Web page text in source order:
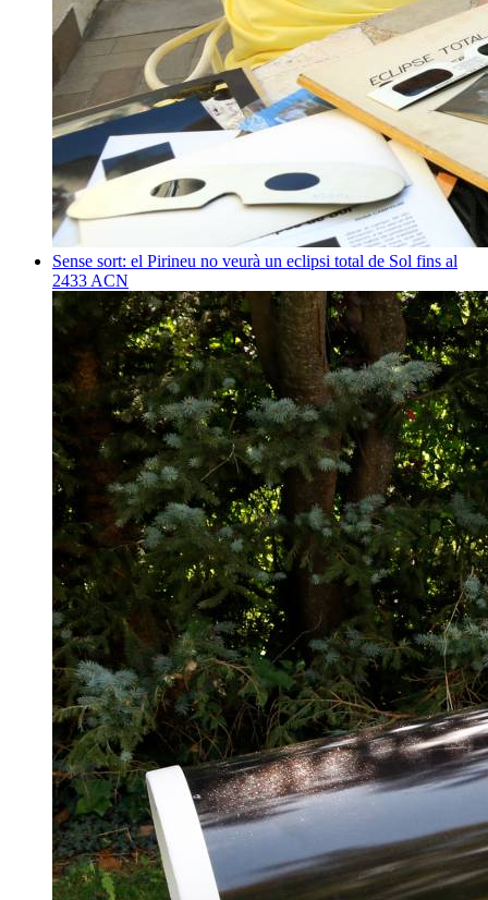
Sense sort: el Pirineu no veurà un eclipsi total de Sol fins al
2433 ACN